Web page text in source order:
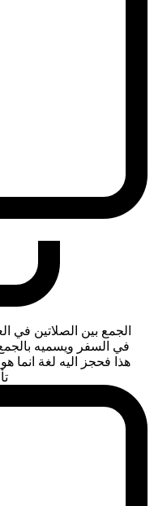
الجمع بين الصلاتين في
في السفر ويسميه
هذا فحجز اليه لغة انما